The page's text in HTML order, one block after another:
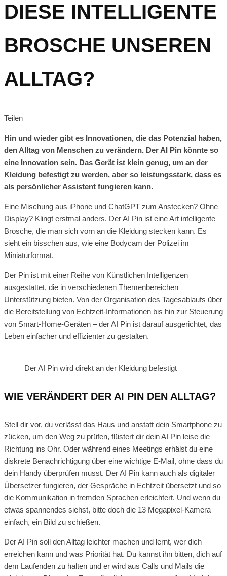
DIESE INTELLIGENTE
BROSCHE UNSEREN
ALLTAG?
Teilen
Hin und wieder gibt es Innovationen, die das Potenzial haben,
den Alltag von Menschen zu verändern. Der AI Pin könnte so
eine Innovation sein. Das Gerät ist klein genug, um an der
Kleidung befestigt zu werden, aber so leistungsstark, dass es
als persönlicher Assistent fungieren kann.
Eine Mischung aus iPhone und ChatGPT zum Anstecken? Ohne
Display? Klingt erstmal anders. Der AI Pin ist eine Art intelligente
Brosche, die man sich vorn an die Kleidung stecken kann. Es
sieht ein bisschen aus, wie eine Bodycam der Polizei im
Miniaturformat.
Der Pin ist mit einer Reihe von Künstlichen Intelligenzen
ausgestattet, die in verschiedenen Themenbereichen
Unterstützung bieten. Von der Organisation des Tagesablaufs über
die Bereitstellung von Echtzeit-Informationen bis hin zur Steuerung
von Smart-Home-Geräten – der AI Pin ist darauf ausgerichtet, das
Leben einfacher und effizienter zu gestalten.
Der AI Pin wird direkt an der Kleidung befestigt
WIE VERÄNDERT DER AI PIN DEN ALLTAG?
Stell dir vor, du verlässt das Haus und anstatt dein Smartphone zu
zücken, um den Weg zu prüfen, flüstert dir dein AI Pin leise die
Richtung ins Ohr. Oder während eines Meetings erhälst du eine
diskrete Benachrichtigung über eine wichtige E-Mail, ohne dass du
dein Handy überprüfen musst. Der AI Pin kann auch als digitaler
Übersetzer fungieren, der Gespräche in Echtzeit übersetzt und so
die Kommunikation in fremden Sprachen erleichtert. Und wenn du
etwas spannendes siehst, bitte doch die 13 Megapixel-Kamera
einfach, ein Bild zu schießen.
Der AI Pin soll den Alltag leichter machen und lernt, wer dich
erreichen kann und was Priorität hat. Du kannst ihn bitten, dich auf
dem Laufenden zu halten und er wird aus Calls und Mails die